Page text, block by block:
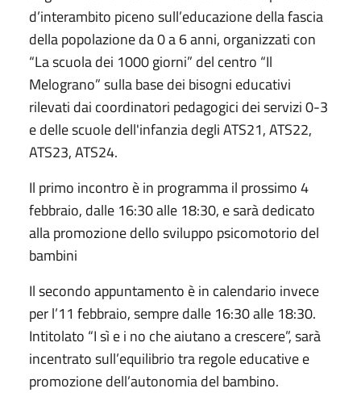
d’interambito piceno sull’educazione della fascia
della popolazione da 0 a 6 anni, organizzati con
“La scuola dei 1000 giorni” del centro “Il
Melograno” sulla base dei bisogni educativi
rilevati dai coordinatori pedagogici dei servizi 0-3
e delle scuole dell'infanzia degli ATS21, ATS22,
ATS23, ATS24.
Il primo incontro è in programma il prossimo 4
febbraio, dalle 16:30 alle 18:30, e sarà dedicato
alla promozione dello sviluppo psicomotorio del
bambini
Il secondo appuntamento è in calendario invece
per l’11 febbraio, sempre dalle 16:30 alle 18:30.
Intitolato “I sì e i no che aiutano a crescere”, sarà
incentrato sull’equilibrio tra regole educative e
promozione dell’autonomia del bambino.